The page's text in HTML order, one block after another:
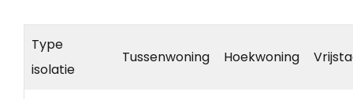
Type
isolatie
Tussenwoning Hoekwoning